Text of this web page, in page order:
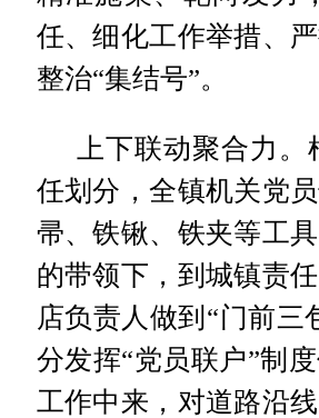
任、细化工作举措、
整治“集结号”。
上下联动聚合力
任划分，全镇机关党
帚、铁锹、铁夹等工
的带领下，到城镇责
店负责人做到“门前三
分发挥“党员联户”制
工作中来，对道路沿